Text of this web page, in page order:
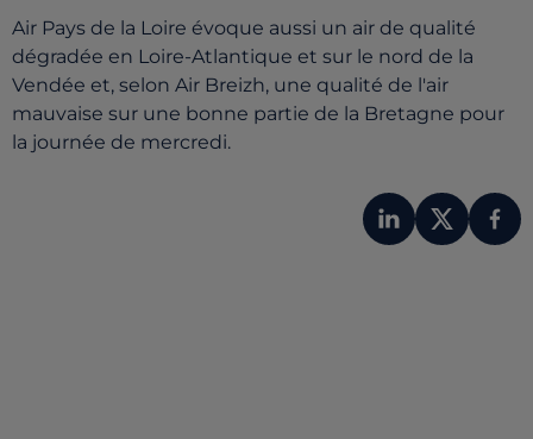
Air Pays de la Loire évoque aussi un air de qualité
dégradée en Loire-Atlantique et sur le nord de la
Vendée et, selon Air Breizh, une qualité de l'air
mauvaise sur une bonne partie de la Bretagne pour
la journée de mercredi.